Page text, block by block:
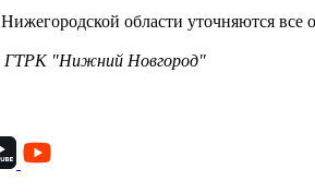
области уточняются
ГТРК "Нижний Новгород"